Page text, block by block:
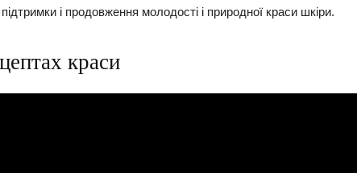
і продовження молодості і природної краси шкіри.
краси